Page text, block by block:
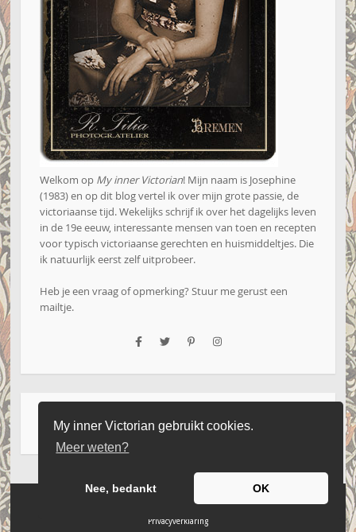
My inner Victorian gebruikt cookies.
Meer weten?
Nee, bedankt OK
Welkom op My inner Victorian! Mijn naam is Josephine
(1983) en op dit blog vertel ik over mijn grote passie, de
victoriaanse tijd. Wekelijks schrijf ik over het dagelijks leven
in de 19e eeuw, interessante mensen van toen en recepten
voor typisch victoriaanse gerechten en huismiddeltjes. Die
ik natuurlijk eerst zelf uitprobeer.
Heb je een vraag of opmerking? Stuur me gerust een
mailtje.
Zoeken
naar:
Privacyverklaring